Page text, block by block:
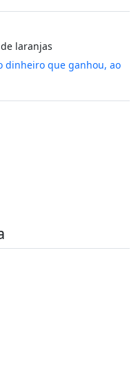
laranjas
dinheiro que ganhou, ao